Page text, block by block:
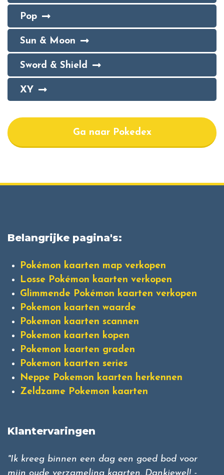
Pop
Sun & Moon
Sword & Shield
XY
Ga naar Pokedex
Belangrijke pagina's:
Pokémon kaarten map verkopen
Losse Pokémon kaarten verkopen
Glimmende Pokémon kaarten verkopen
Pokemon kaarten waarde
Pokemon kaarten scannen
Pokemon kaarten kopen
Pokemon kaarten graden
Pokemon kaarten series
Neppe Pokemon kaarten herkennen
Zeldzame Pokemon kaarten
Klantervaringen
"Ik kreeg binnen een dag een goed bod voor